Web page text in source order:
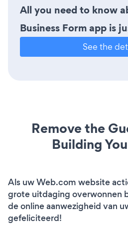
All you need to know
Business Form app is
See the
Remove the
Building
Als uw Web.com website
grote uitdaging overwonnen
de online aanwezigheid van
gefeliciteerd!